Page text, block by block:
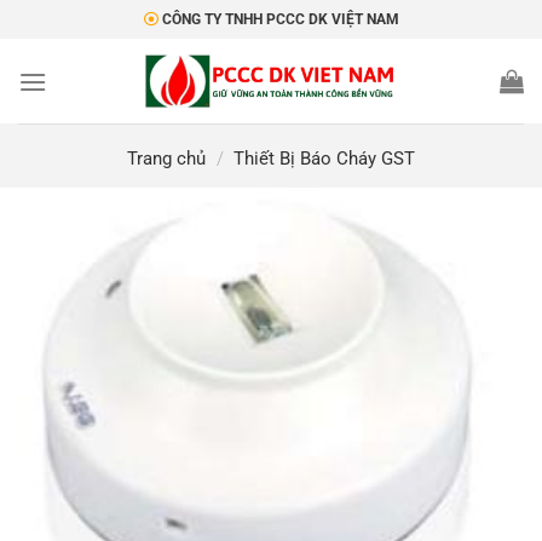
nội
CÔNG TY TNHH PCCC DK VIỆT NAM
Trang chủ / Thiết Bị Báo Cháy GST